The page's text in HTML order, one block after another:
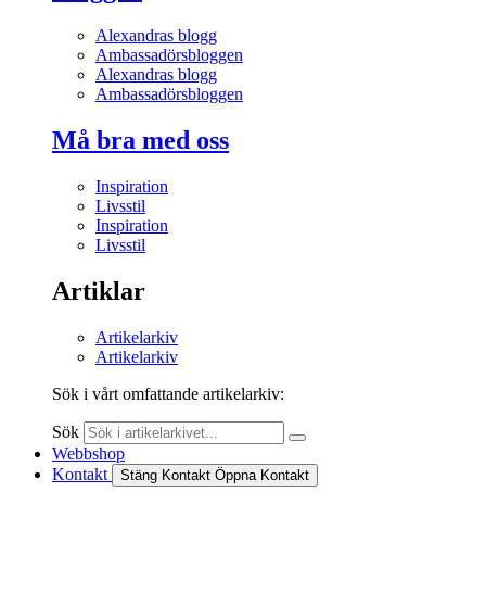
Alexandras blogg
Ambassadörsbloggen
Alexandras blogg
Ambassadörsbloggen
Må bra med oss
Inspiration
Livsstil
Inspiration
Livsstil
Artiklar
Artikelarkiv
Artikelarkiv
Sök i vårt omfattande artikelarkiv:
Sök
Webbshop
Kontakt
Stäng Kontakt Öppna Kontakt